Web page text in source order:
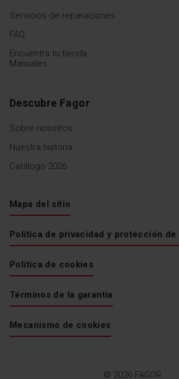
Servicios de reparaciones
FAQ
Encuentra tu tienda
Manuales
Descubre Fagor
Sobre nosotros
Nuestra historia
Catálogo 2026
© 2026 FAGOR
Mapa del sitio
Política de privacidad y protección de
Política de cookies
Términos de la garantía
Mecanismo de cookies